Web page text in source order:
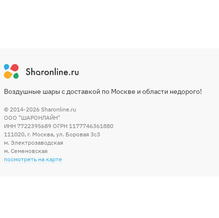
Воздушные шары с доставкой по Москве и области недорого!
© 2014-2026 Sharonline.ru
ООО "ШАРОНЛАЙН"
ИНН 7722395689 ОГРН 1177746361880
111020, г. Москва, ул. Боровая 3c3
м. Электрозаводская
м. Семеновская
посмотреть на карте